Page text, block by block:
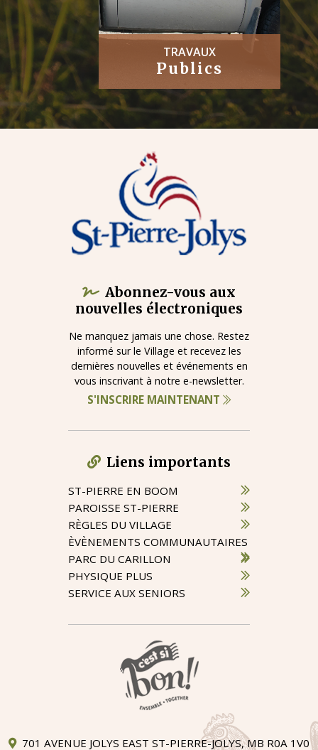
TRAVAUX
Publics
Abonnez-vous aux
nouvelles électroniques
Ne manquez jamais une chose. Restez
informé sur le Village et recevez les
dernières nouvelles et événements en
vous inscrivant à notre e-newsletter.
S'INSCRIRE MAINTENANT
Liens importants
ST-PIERRE EN BOOM
PAROISSE ST-PIERRE
RÈGLES DU VILLAGE
ÈVÈNEMENTS COMMUNAUTAIRES
PARC DU CARILLON
PHYSIQUE PLUS
SERVICE AUX SENIORS
701 AVENUE JOLYS EAST ST-PIERRE-JOLYS, MB R0A 1V0